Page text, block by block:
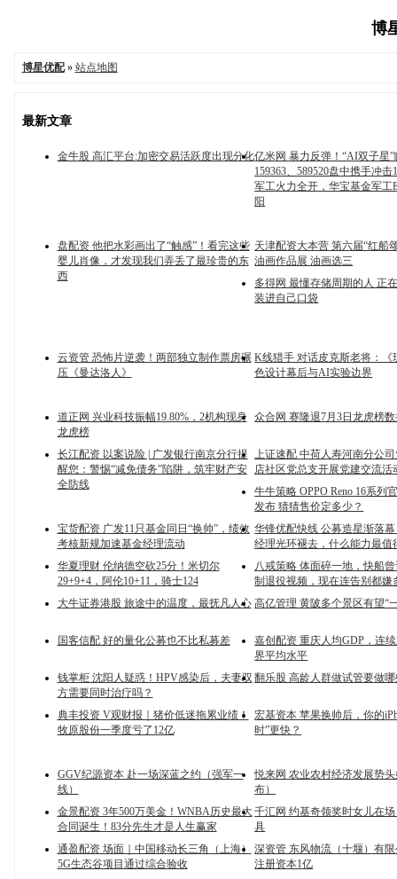
博
博星优配» 站点地图
最新文章
金牛股 高汇平台:加密交易活跃度出现分化亿米网 暴力反弹！“AI双子星
159363、589520盘中携手冲击
军工火力全开，华宝基金军工
阳
盘配资 他把水彩画出了“触感”！看完这些
婴儿肖像，才发现我们弄丢了最珍贵的东
西
天津配资大本营 第六届“红船
油画作品展 油画选三
多得网 最懂存储周期的人 正
装进自己口袋
云资管 恐怖片逆袭！两部独立制作票房碾
压《曼达洛人》
K线猎手 对话皮克斯老将：《
色设计幕后与AI实验边界
道正网 兴业科技振幅19.80%，2机构现身
龙虎榜
众合网 赛隆退7月3日龙虎榜
长江配资 以案说险 | 广发银行南京分行提
醒您：警惕“减免债务”陷阱，筑牢财产安
全防线
上证速配 中荷人寿河南分公
店社区党总支开展党建交流活
牛牛策略 OPPO Reno 16系列
发布 猜猜售价定多少？
宝货配资 广发11只基金同日“换帅”，绩效
考核新规加速基金经理流动
华锋优配快线 公募造星渐落
经理光环褪去，什么能力最值
华夏理财 伦纳德空砍25分！米切尔
29+9+4，阿伦10+11，骑士124
八戒策略 体面碎一地，快船
制退役视频，现在连告别都嫌
大牛证券港股 旅途中的温度，最抚凡人心 高亿管理 黄陂多个景区有望“
国客信配 好的量化公募也不比私募差
嘉创配资 重庆人均GDP，连
界平均水平
钱掌柜 沈阳人疑惑！HPV感染后，夫妻双
方需要同时治疗吗？
翻乐股 高龄人群做试管要做
典丰投资 V观财报｜猪价低迷拖累业绩！
牧原股份一季度亏了12亿
宏基资本 苹果换帅后，你的
时”更快？
GGV纪源资本 赴一场深蓝之约（强军一
线）
悦来网 农业农村经济发展势
布）
金景配资 3年500万美金！WNBA历史最大
合同诞生！83分先生才是人生赢家
千汇网 约基奇领奖时女儿在
具
通盈配资 场面｜中国移动长三角（上海）
5G生态谷项目通过综合验收
深资管 东风物流（十堰）有
注册资本1亿